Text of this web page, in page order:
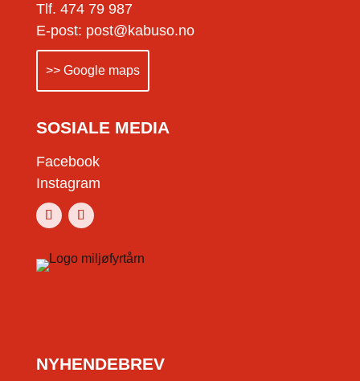
Tlf. 474 79 987
E-post: post@kabuso.no
>> Google maps
SOSIALE MEDIA
Facebook
Instagram
NYHENDEBREV